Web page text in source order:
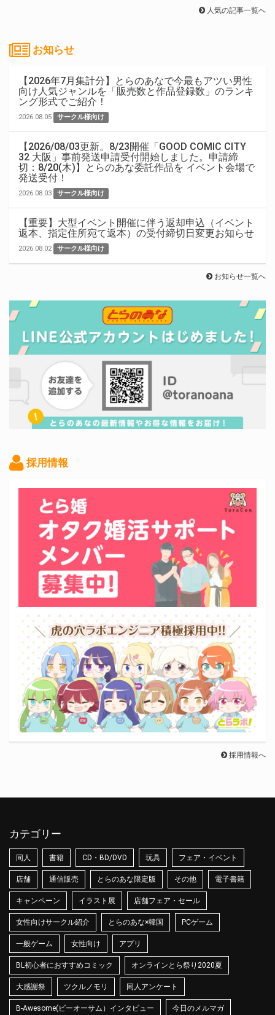
人気の記事一覧へ
お知らせ
【2026年7月集計分】とらのあなで今最もアツい男性
向け人気ジャンルを「販売数と作品登録数」のランキ
ング形式でご紹介！
2026.08.05 サークル様向け
【2026/08/03更新。8/23開催「GOOD COMIC CITY
32 大阪」事前発送申請受付開始しました。申請締
切：8/20(木)】とらのあな委託作品を イベント会場で
発送受付！
2026.08.03 サークル様向け
【重要】大型イベント開催に伴う返却申込（イベント
返本、指定住所宛て返本）の受付締切日変更お知らせ
2026.08.02 サークル様向け
お知らせ一覧へ
採用情報
採用情報へ
カテゴリー
同人 書籍 CD・BD/DVD 玩具 フェア・イベント
店舗 通信販売 とらのあな限定版 その他 電子書籍
キャンペーン イラスト展 店舗フェア・セール
女性向けサークル紹介 とらのあな×韓国 PCゲーム
一般ゲーム 女性向け アプリ
BL初心者におすすめコミック オンラインとら祭り2020夏
大感謝祭 ツクルノモリ 同人アンケート
B-Awesome(ビーオーサム）インタビュー 今日のメルマガ